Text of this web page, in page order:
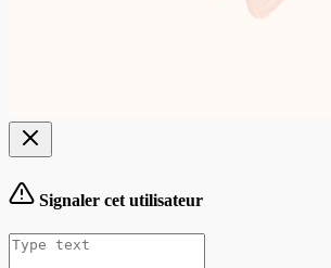
Signaler cet utilisateur